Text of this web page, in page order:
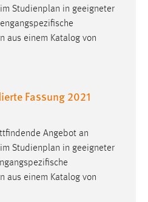
Studienplan in geeigneter
aus einem Katalog von
Fassung 2021
Angebot an
Studienplan in geeigneter
aus einem Katalog von
von Drittanbietern
Werbung anzuzeigen.